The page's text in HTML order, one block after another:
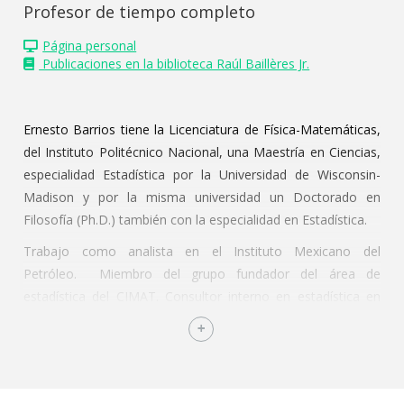
Profesor de tiempo completo
Página personal
Publicaciones en la biblioteca Raúl Baillères Jr.
Ernesto Barrios tiene la Licenciatura de Física-Matemáticas,
del Instituto Politécnico Nacional, una Maestría en Ciencias,
especialidad Estadística por la Universidad de Wisconsin-
Madison y por la misma universidad un Doctorado en
Filosofía (Ph.D.) también con la especialidad en Estadística.
Trabajo como analista en el Instituto Mexicano del
Petróleo. Miembro del grupo fundador del área de
Laboratorio de Investigación en Ingeniería y miembro de
CQPI, ambas de la Universidad de Wisconsin. Consultor